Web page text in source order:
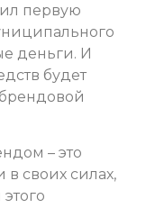
первую
деньги. И
будет
– это
в своих силах,